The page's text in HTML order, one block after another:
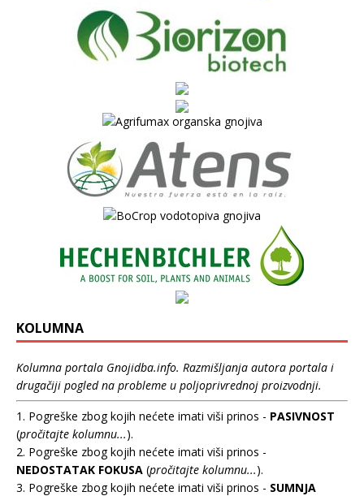
KOLUMNA
Kolumna portala Gnojidba.info. Razmišljanja autora portala i
drugačiji pogled na probleme u poljoprivrednoj proizvodnji.
1. Pogreške zbog kojih nećete imati viši prinos - PASIVNOST
(pročitajte kolumnu...).
2. Pogreške zbog kojih nećete imati viši prinos -
NEDOSTATAK FOKUSA (pročitajte kolumnu...).
3. Pogreške zbog kojih nećete imati viši prinos - SUMNJA